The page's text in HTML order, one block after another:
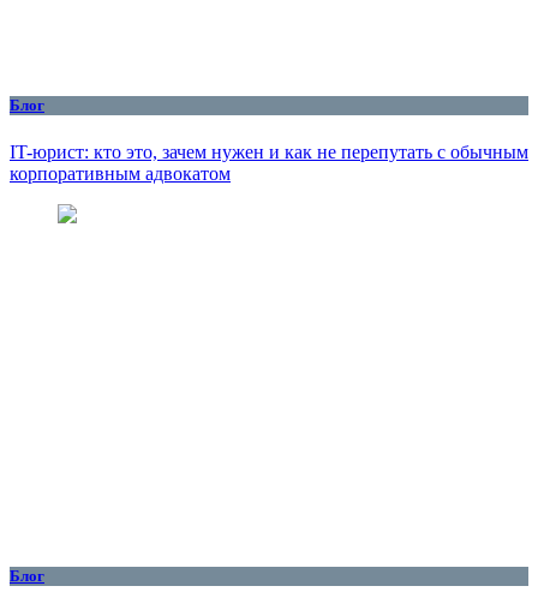
Блог
IT-юрист: кто это, зачем нужен и как не перепутать с обычным
корпоративным адвокатом
Блог